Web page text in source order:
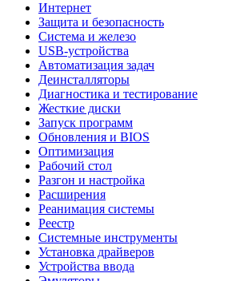
Интернет
Защита и безопасность
Система и железо
USB-устройства
Автоматизация задач
Деинсталляторы
Диагностика и тестирование
Жесткие диски
Запуск программ
Обновления и BIOS
Оптимизация
Рабочий стол
Разгон и настройка
Расширения
Реанимация системы
Реестр
Системные инструменты
Установка драйверов
Устройства ввода